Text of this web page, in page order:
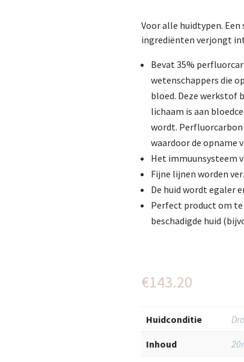
Voor alle huidtypen.
ingrediënten verjongt
Bevat 35%
wetenschappers die
bloed. Deze werkstof
lichaam is aan
wordt.
waardoor de opname
Het immuunsysteem
Fijne lijnen worden
De huid wordt egaler
Perfect product om
beschadigde huid
€143.20
Huidconditie
Inhoud